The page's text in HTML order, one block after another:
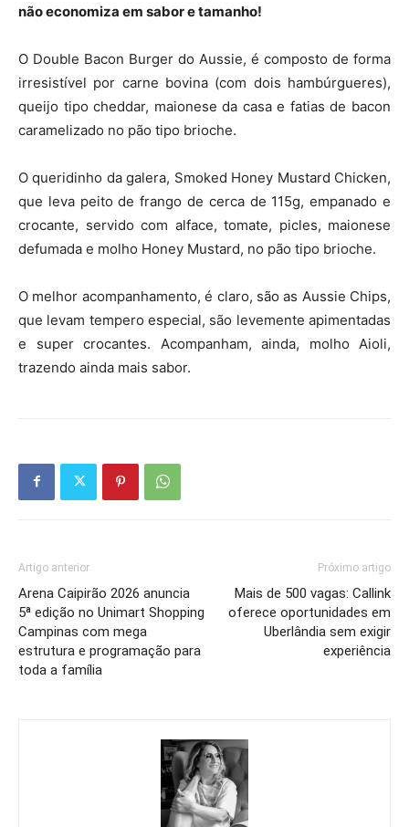
não economiza em sabor e tamanho!
O Double Bacon Burger do Aussie, é composto de forma
irresistível por carne bovina (com dois hambúrgueres),
queijo tipo cheddar, maionese da casa e fatias de bacon
caramelizado no pão tipo brioche.
O queridinho da galera, Smoked Honey Mustard Chicken,
que leva peito de frango de cerca de 115g, empanado e
crocante, servido com alface, tomate, picles, maionese
defumada e molho Honey Mustard, no pão tipo brioche.
O melhor acompanhamento, é claro, são as Aussie Chips,
que levam tempero especial, são levemente apimentadas
e super crocantes. Acompanham, ainda, molho Aioli,
trazendo ainda mais sabor.
Artigo anterior
Arena Caipirão 2026 anuncia
5ª edição no Unimart Shopping
Campinas com mega
estrutura e programação para
toda a família
Próximo artigo
Mais de 500 vagas: Callink
oferece oportunidades em
Uberlândia sem exigir
experiência